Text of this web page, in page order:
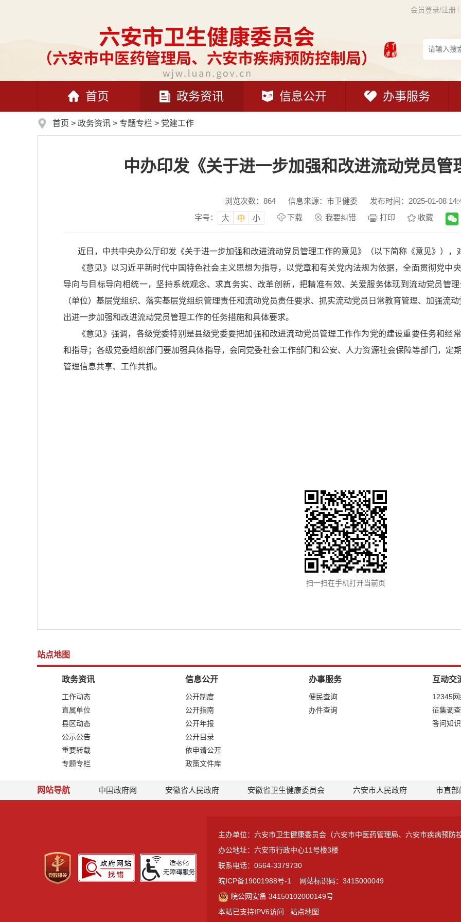
会员登录/注册
首页 政务资讯 信息公开 办事服务
首页 > 政务资讯 > 专题专栏 > 党建工作
中办印发《关于进一步加强和改进流动党员管
浏览次数： 864 信息来源：市卫健委
发布时间：2025-01-08
字号：
大 中 小 下载 我要纠错 打印 收藏
近日，中共中央办公厅印发《关于进一步加强和改进流动党员管理工作的意见》（以下简称《意见》），
《意见》以习近平新时代中国特色社会主义思想为指导，以党章和有关党内法规为依据，全面贯彻党中
导向与目标导向相统一，坚持系统观念、求真务实、改革创新，把精准有效、关爱服务体现到流动党员管
（单位）基层党组织、落实基层党组织管理责任和流动党员责任要求、抓实流动党员日常教育管理、加强流
出进一步加强和改进流动党员管理工作的任务措施和具体要求。
《意见》强调，各级党委特别是县级党委要把加强和改进流动党员管理工作作为党的建设重要任务和经
和指导；各级党委组织部门要加强具体指导，会同党委社会工作部门和公安、人力资源社会保障等部门，定
管理信息共享、工作共抓。
扫一扫在手机打开当前页
站点地图
政务资讯
工作动态
直属单位
县区动态
公示公告
重要转载
专题专栏
信息公开
公开制度
公开指南
公开年报
公开目录
依申请公开
政策文件库
办事服务
便民查询
办件查询
互动交
12345
征集调查
答问知
网站导航 中国政府网 安徽省人民政府 安徽省卫生健康委员会 六安市人民政府 市直部
主办单位：六安市卫生健康委员会（六安市中医药管理局、六安市疾病预防控
办公地址：六安市行政中心11号楼3楼
联系电话：0564-3379730
皖ICP备19001988号-1
网站标识码：3415000049
皖公网安备 34150102000149号
本站已支持IPV6访问
站点地图